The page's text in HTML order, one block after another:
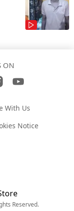
ON
With Us
Notice
Reserved.